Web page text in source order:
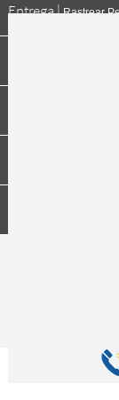
Entrega |Rastrear